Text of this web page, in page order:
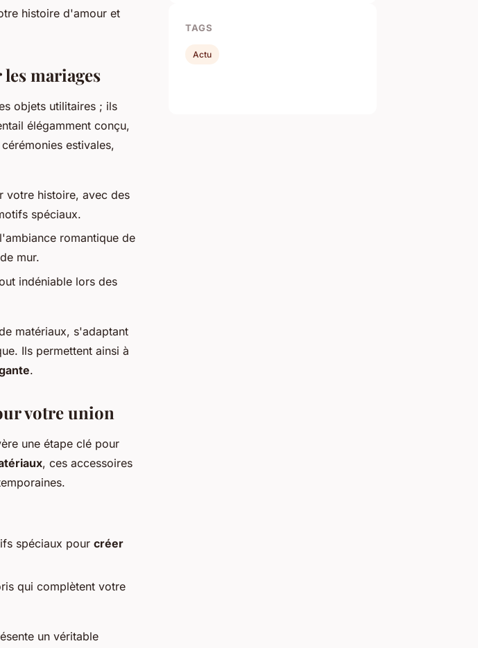
histoire d'amour et
mariages
objets utilitaires ; ils
élégamment conçu,
estivales,
votre histoire, avec des
spéciaux.
romantique de
mur.
indéniable lors des
matériaux, s'adaptant
Ils permettent ainsi à
.
votre union
une étape clé pour
, ces accessoires
spéciaux pour créer
qui complètent votre
un véritable
TAGS
Actu